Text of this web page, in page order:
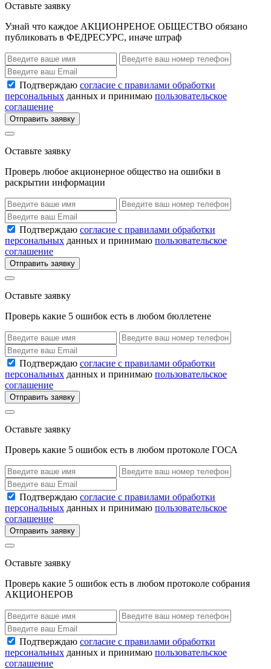
Оставьте заявку
Узнай что каждое АКЦИОНРЕНОЕ ОБЩЕСТВО обязано
публиковать в ФЕДРЕСУРС, иначе штраф
Подтверждаю согласие с правилами обработки
персональных данных и принимаю пользовательское
соглашение
Отправить заявку
Оставьте заявку
Проверь любое акционерное общество на ошибки в
раскрытии информации
Подтверждаю согласие с правилами обработки
персональных данных и принимаю пользовательское
соглашение
Отправить заявку
Оставьте заявку
Проверь какие 5 ошибок есть в любом бюллетене
Подтверждаю согласие с правилами обработки
персональных данных и принимаю пользовательское
соглашение
Отправить заявку
Оставьте заявку
Проверь какие 5 ошибок есть в любом протоколе ГОСА
Подтверждаю согласие с правилами обработки
персональных данных и принимаю пользовательское
соглашение
Отправить заявку
Оставьте заявку
Проверь какие 5 ошибок есть в любом протоколе собрания
АКЦИОНЕРОВ
Подтверждаю согласие с правилами обработки
персональных данных и принимаю пользовательское
соглашение